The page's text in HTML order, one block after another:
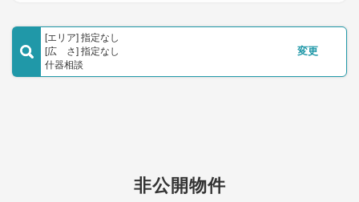
[エリア] 指定なし
[広 さ] 指定なし
什器相談
変更
非公開物件